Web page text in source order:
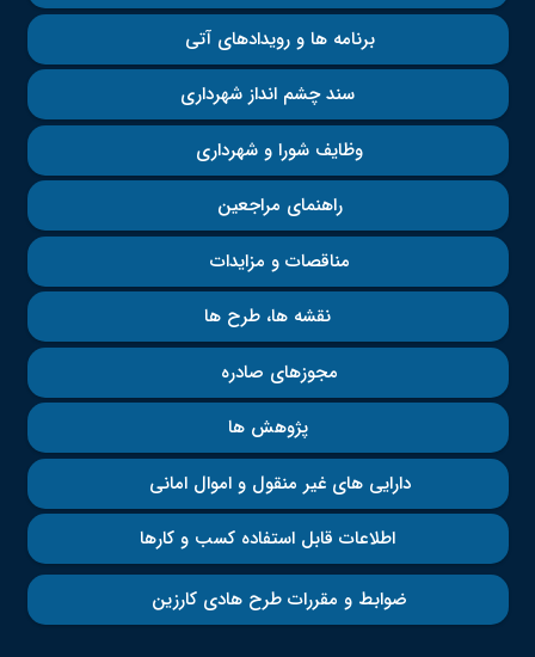
برنامه ها و رویدادهای آتی
سند چشم انداز شهرداری
وظایف شورا و شهرداری
راهنمای مراجعین
مناقصات و مزایدات
نقشه ها، طرح ها
مجوزهای صادره
پژوهش ها
دارایی های غیر منقول و اموال امانی
اطلاعات قابل استفاده کسب و کارها
ضوابط و مقررات طرح هادی کارزین